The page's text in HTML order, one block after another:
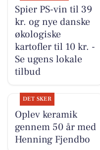
Spier PS-vin til 39
kr. og nye danske
økologiske
kartofler til 10 kr. -
Se ugens lokale
tilbud
DET SKER
Oplev keramik
gennem 50 år med
Henning Fjendbo